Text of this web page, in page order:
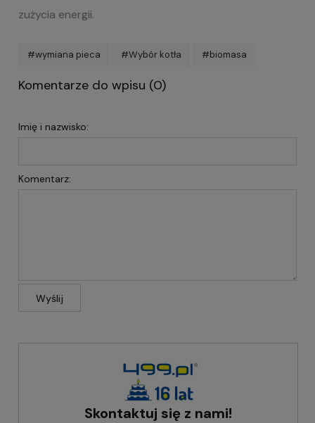
zużycia energii.
#wymiana pieca #Wybór kotła #biomasa
Komentarze do wpisu (0)
Imię i nazwisko:
Komentarz:
Wyślij
Skontaktuj się z nami!